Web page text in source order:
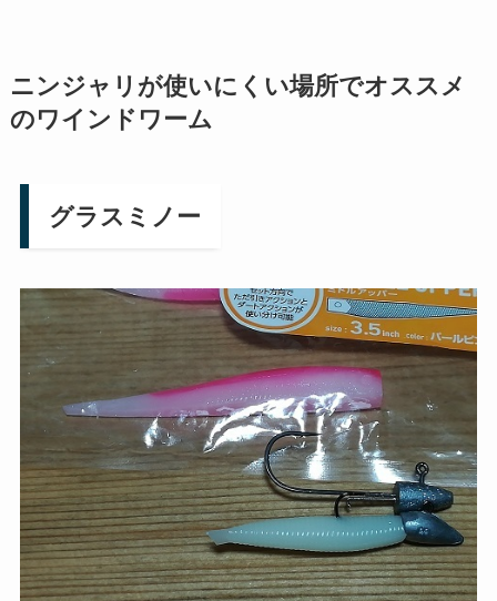
ニンジャリが使いにくい場所でオススメ
のワインドワーム
グラスミノー